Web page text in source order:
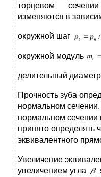
торцевом
изменяются в
окружной шаг
окружной модуль
делительный диаметр
Прочность зуба
нормальном
нормальном сечении
принято определять
эквивалентного
Увеличение
увеличением угла